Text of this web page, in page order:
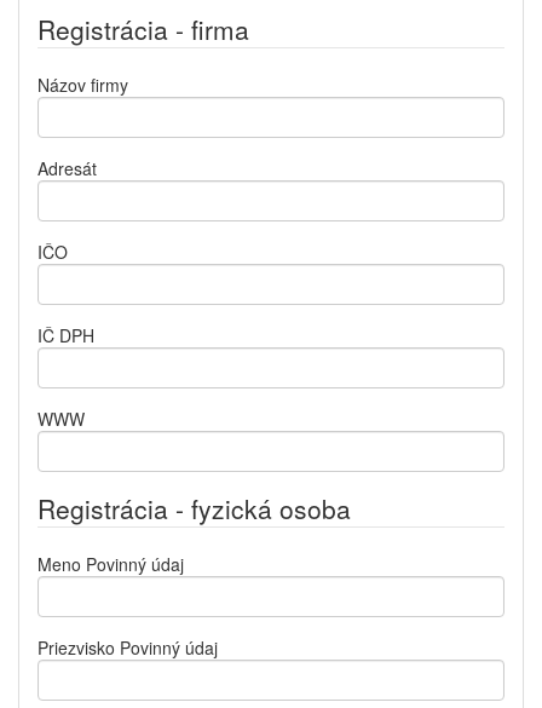
Registrácia - firma
Názov firmy
Adresát
IČO
IČ DPH
WWW
Registrácia - fyzická osoba
Meno Povinný údaj
Priezvisko Povinný údaj